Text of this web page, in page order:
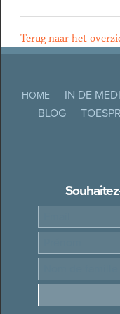
Terug naar het
HOME IN DE
BLOG